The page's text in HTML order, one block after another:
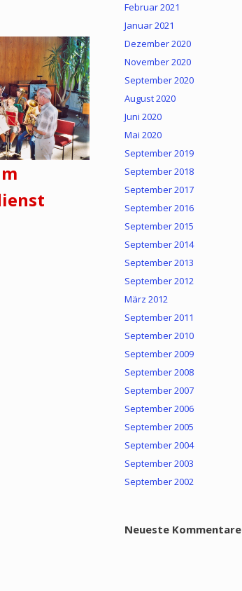
Februar 2021
Januar 2021
Dezember 2020
November 2020
September 2020
August 2020
Juni 2020
Mai 2020
September 2019
September 2018
September 2017
September 2016
September 2015
September 2014
September 2013
September 2012
März 2012
September 2011
September 2010
September 2009
September 2008
September 2007
September 2006
September 2005
September 2004
September 2003
September 2002
Neueste Kommentare